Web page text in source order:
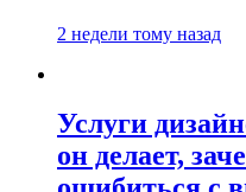
2 недели тому назад
Услуги
он делает,